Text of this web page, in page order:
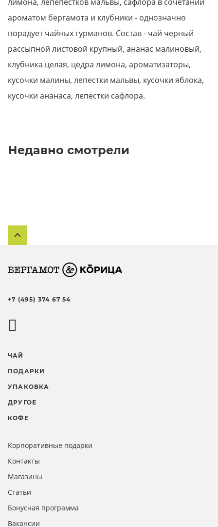
ароматом бергамота и клубники - однозначно
порадует чайных гурманов. Состав - чай черный
рассыпной листовой крупный, ананас малиновый,
клубника целая, цедра лимона, ароматизаторы,
кусочки малины, лепестки мальвы, кусочки яблока,
кусочки ананаса, лепестки сафлора.
Недавно смотрели
+7 (495) 374 67 54
ЧАЙ
ПОДАРКИ
УПАКОВКА
ДРУГОЕ
КОФЕ
Корпоративные подарки
Контакты
Магазины
Статьи
Бонусная программа
Вакансии